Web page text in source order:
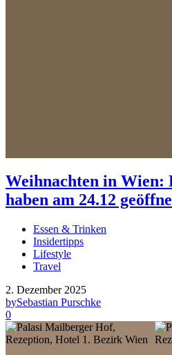
Weihnachten in Wien:
haben am 24.12
Essen & Trinken
Insidertipps
Lifestyle
Travel
2. Dezember 2025
bySebastian Purschke
0